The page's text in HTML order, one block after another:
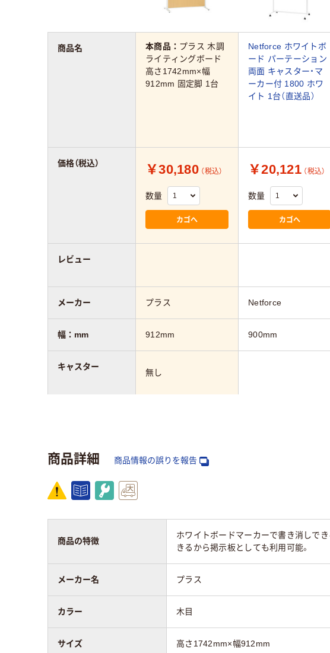
本商品： プラス 木調
ライティングボード
高さ1742mm×幅
912mm 固定脚 1台
Netforce ホワイトボ
ード パーテーション
両面 キャスター・マ
ーカー付 1800 ホワ
イト 1台（直送品）
￥30,180 （税込）
数量
カゴへ
￥20,121 （税込）
数量
カゴへ
プラス Netforce
912mm 900mm
無し
1500mm以上
1742mm 1800mm
商品名
価格（税込）
レビュー
メーカー
幅：mm
キャスター
板面有効寸法（高
ホワイトボード面
数
高さ：mm
商品詳細 商品情報の誤りを報告
商品の特徴
ホワイトボードマーカーで書き消しで
きるから掲示板としても利用可能。
メーカー名 プラス
カラー 木目
サイズ 高さ1742mm×幅912mm